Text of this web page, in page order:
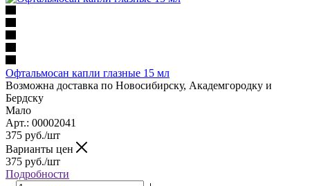
Офтальмосан капли глазные 15 мл
Возможна доставка по Новосибирску, Академгородку и
Бердску
Мало
Арт.: 00002041
375 руб./шт
Варианты цен
375 руб./шт
Подробности